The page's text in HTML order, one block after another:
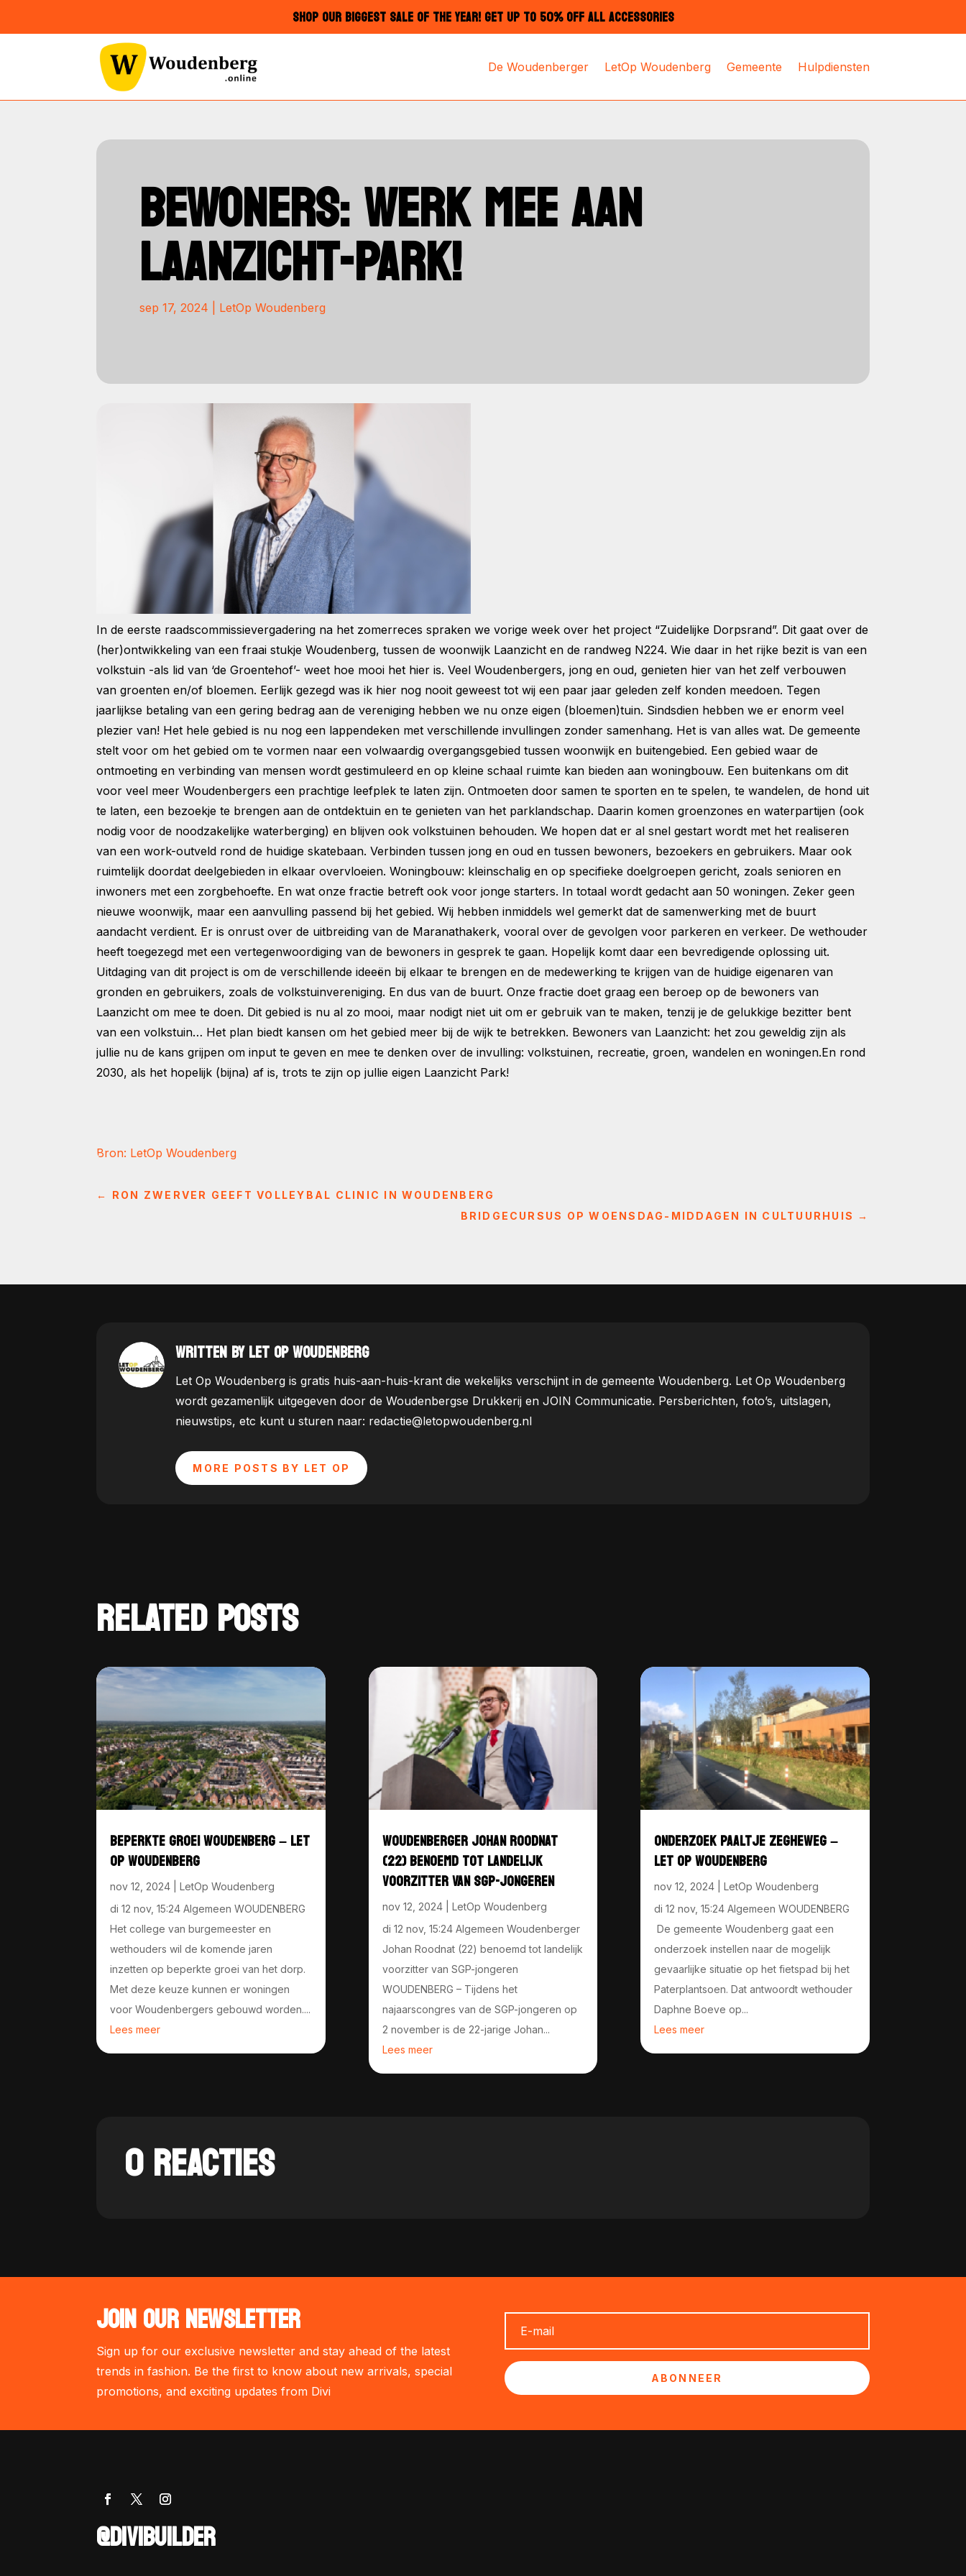
SHOP OUR BIGGEST SALE OF THE YEAR! GET UP TO 50% OFF ALL ACCESSORIES
De Woudenberger LetOp Woudenberg Gemeente Hulpdiensten
BEWONERS: WERK MEE AAN
LAANZICHT-PARK!
sep 17, 2024 LetOp Woudenberg
In de eerste raadscommissievergadering na het zomerreces spraken we vorige week over het project “Zuidelijke Dorpsrand”. Dit gaat over de
(her)ontwikkeling van een fraai stukje Woudenberg, tussen de woonwijk Laanzicht en de randweg N224. Wie daar in het rijke bezit is van een
volkstuin -als lid van ‘de Groentehof’- weet hoe mooi het hier is. Veel Woudenbergers, jong en oud, genieten hier van het zelf verbouwen
van groenten en/of bloemen. Eerlijk gezegd was ik hier nog nooit geweest tot wij een paar jaar geleden zelf konden meedoen. Tegen
jaarlijkse betaling van een gering bedrag aan de vereniging hebben we nu onze eigen (bloemen)tuin. Sindsdien hebben we er enorm veel
plezier van! Het hele gebied is nu nog een lappendeken met verschillende invullingen zonder samenhang. Het is van alles wat. De gemeente
stelt voor om het gebied om te vormen naar een volwaardig overgangsgebied tussen woonwijk en buitengebied. Een gebied waar de
ontmoeting en verbinding van mensen wordt gestimuleerd en op kleine schaal ruimte kan bieden aan woningbouw. Een buitenkans om dit
voor veel meer Woudenbergers een prachtige leefplek te laten zijn. Ontmoeten door samen te sporten en te spelen, te wandelen, de hond uit
te laten, een bezoekje te brengen aan de ontdektuin en te genieten van het parklandschap. Daarin komen groenzones en waterpartijen (ook
nodig voor de noodzakelijke waterberging) en blijven ook volkstuinen behouden. We hopen dat er al snel gestart wordt met het realiseren
van een work-outveld rond de huidige skatebaan. Verbinden tussen jong en oud en tussen bewoners, bezoekers en gebruikers. Maar ook
ruimtelijk doordat deelgebieden in elkaar overvloeien. Woningbouw: kleinschalig en op specifieke doelgroepen gericht, zoals senioren en
inwoners met een zorgbehoefte. En wat onze fractie betreft ook voor jonge starters. In totaal wordt gedacht aan 50 woningen. Zeker geen
nieuwe woonwijk, maar een aanvulling passend bij het gebied. Wij hebben inmiddels wel gemerkt dat de samenwerking met de buurt
aandacht verdient. Er is onrust over de uitbreiding van de Maranathakerk, vooral over de gevolgen voor parkeren en verkeer. De wethouder
heeft toegezegd met een vertegenwoordiging van de bewoners in gesprek te gaan. Hopelijk komt daar een bevredigende oplossing uit.
Uitdaging van dit project is om de verschillende ideeën bij elkaar te brengen en de medewerking te krijgen van de huidige eigenaren van
gronden en gebruikers, zoals de volkstuinvereniging. En dus van de buurt. Onze fractie doet graag een beroep op de bewoners van
Laanzicht om mee te doen. Dit gebied is nu al zo mooi, maar nodigt niet uit om er gebruik van te maken, tenzij je de gelukkige bezitter bent
van een volkstuin… Het plan biedt kansen om het gebied meer bij de wijk te betrekken. Bewoners van Laanzicht: het zou geweldig zijn als
jullie nu de kans grijpen om input te geven en mee te denken over de invulling: volkstuinen, recreatie, groen, wandelen en woningen.En rond
2030, als het hopelijk (bijna) af is, trots te zijn op jullie eigen Laanzicht Park!
Bron: LetOp Woudenberg
← RON ZWERVER GEEFT VOLLEYBAL CLINIC IN WOUDENBERG
BRIDGECURSUS OP WOENSDAG-MIDDAGEN IN CULTUURHUIS →
WRITTEN BY LET OP WOUDENBERG
Let Op Woudenberg is gratis huis-aan-huis-krant die wekelijks verschijnt in de gemeente Woudenberg. Let Op Woudenberg
wordt gezamenlijk uitgegeven door de Woudenbergse Drukkerij en JOIN Communicatie. Persberichten, foto’s, uitslagen,
nieuwstips, etc kunt u sturen naar: redactie@letopwoudenberg.nl
MORE POSTS BY LET OP
RELATED POSTS
BEPERKTE GROEI WOUDENBERG – LET
OP WOUDENBERG
nov 12, 2024
LetOp Woudenberg
di 12 nov, 15:24 Algemeen WOUDENBERG
Het college van burgemeester en
wethouders wil de komende jaren
inzetten op beperkte groei van het dorp.
Met deze keuze kunnen er woningen
voor Woudenbergers gebouwd worden....
Lees meer
WOUDENBERGER JOHAN ROODNAT
(22) BENOEMD TOT LANDELIJK
VOORZITTER VAN SGP-JONGEREN
nov 12, 2024|
LetOp Woudenberg
di 12 nov, 15:24 Algemeen Woudenberger
Johan Roodnat (22) benoemd tot landelijk
voorzitter van SGP-jongeren
WOUDENBERG – Tijdens het
najaarscongres van de SGP-jongeren op
2 november is de 22-jarige Johan...
Lees meer
ONDERZOEK PAALTJE ZEGHEWEG –
LET OP WOUDENBERG
nov 12, 2024|
LetOp Woudenberg
di 12 nov, 15:24 Algemeen WOUDENBERG
De gemeente Woudenberg gaat een
onderzoek instellen naar de mogelijk
gevaarlijke situatie op het fietspad bij het
Paterplantsoen. Dat antwoordt wethouder
Daphne Boeve op...
Lees meer
0 REACTIES
JOIN OUR NEWSLETTER
Sign up for our exclusive newsletter and stay ahead of the latest
trends in fashion. Be the first to know about new arrivals, special
promotions, and exciting updates from Divi
ABONNEER
@DIVIBUILDER